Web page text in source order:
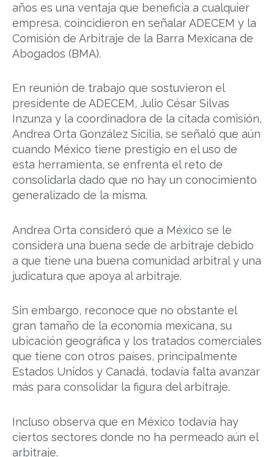
años es una ventaja que beneficia a cualquier
empresa, coincidieron en señalar ADECEM y la
Comisión de Arbitraje de la Barra Mexicana de
Abogados (BMA).
En reunión de trabajo que sostuvieron el
presidente de ADECEM, Julio César Silvas
Inzunza y la coordinadora de la citada comisión,
Andrea Orta González Sicilia, se señaló que aún
cuando México tiene prestigio en el uso de
esta herramienta, se enfrenta el reto de
consolidarla dado que no hay un conocimiento
generalizado de la misma.
Andrea Orta consideró que a México se le
considera una buena sede de arbitraje debido
a que tiene una buena comunidad arbitral y una
judicatura que apoya al arbitraje.
Sin embargo, reconoce que no obstante el
gran tamaño de la economía mexicana, su
ubicación geográfica y los tratados comerciales
que tiene con otros países, principalmente
Estados Unidos y Canadá, todavía falta avanzar
más para consolidar la figura del arbitraje.
Incluso observa que en México todavía hay
ciertos sectores donde no ha permeado aún el
arbitraje.